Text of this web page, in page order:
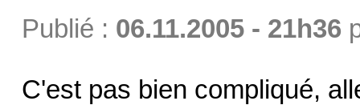
Publié : 06.11.2005 - 21h36
C'est pas bien compliqué,